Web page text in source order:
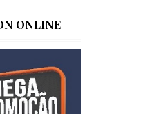
ONLINE